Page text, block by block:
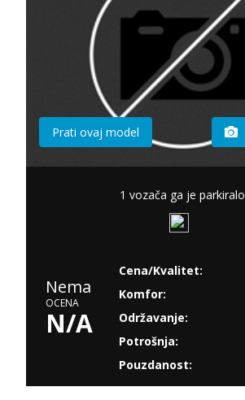
Prati ovaj model
1 vozača ga je parkiralo
Nema
OCENA
N/A
Cena/Kvalitet:
Komfor:
Održavanje:
Potrošnja:
Pouzdanost: